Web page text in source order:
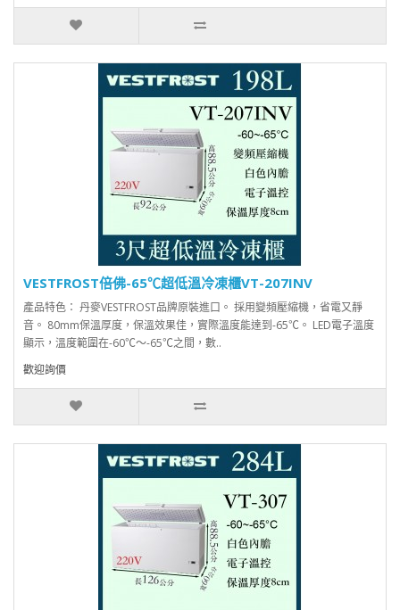
VESTFROST倍佛-65℃超低溫冷凍櫃VT-207INV
產品特色： 丹麥VESTFROST品牌原裝進口。 採用變頻壓縮機，省電又靜
音。 80mm保溫厚度，保溫效果佳，實際溫度能達到-65℃。 LED電子溫度
顯示，溫度範圍在-60℃～-65℃之間，數..
歡迎詢價